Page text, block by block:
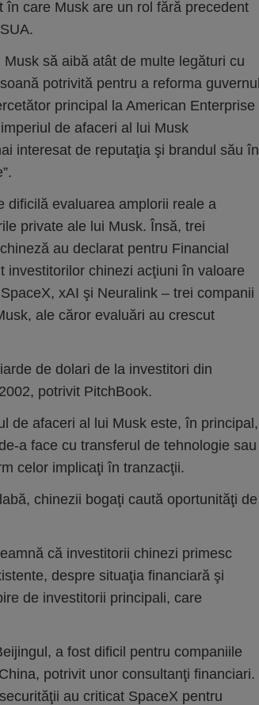
care Musk are un rol fără precedent
să aibă atât de multe legături cu
potrivită pentru a reforma guvernul
principal la American Enterprise
de afaceri al lui Musk
interesat de reputaţia şi brandul său în
dificilă evaluarea amplorii reale a
private ale lui Musk. Însă, trei
au declarat pentru Financial
investitorilor chinezi acţiuni în valoare
xAI şi Neuralink – trei companii
ale căror evaluări au crescut
de dolari de la investitori din
potrivit PitchBook.
de afaceri al lui Musk este, în principal,
a face cu transferul de tehnologie sau
celor implicaţi în tranzacţii.
chinezii bogaţi caută oportunităţi de
că investitorii chinezi primesc
despre situaţia financiară şi
de investitorii principali, care
a fost dificil pentru companiile
potrivit unor consultanţi financiari.
au criticat SpaceX pentru